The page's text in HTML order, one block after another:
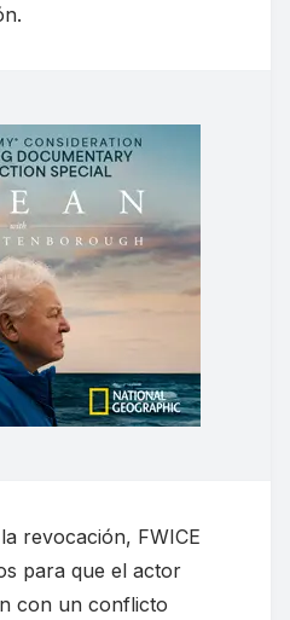
revocación, FWICE
para que el actor
con un conflicto